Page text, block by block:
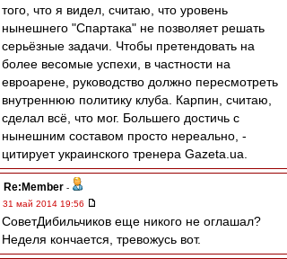
того, что я видел, считаю, что уровень
нынешнего "Спартака" не позволяет решать
серьёзные задачи. Чтобы претендовать на
более весомые успехи, в частности на
евроарене, руководство должно пересмотреть
внутреннюю политику клуба. Карпин, считаю,
сделал всё, что мог. Большего достичь с
нынешним составом просто нереально, -
цитирует украинского тренера Gazeta.ua.
Re:Member -
31 май 2014 19:56
СоветДибильчиков еще никого не оглашал?
Неделя кончается, тревожусь вот.